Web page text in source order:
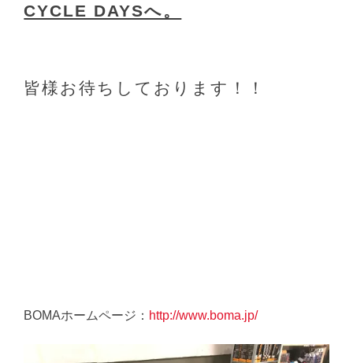
CYCLE DAYSへ。
皆様お待ちしております！！
BOMAホームページ： http://www.boma.jp/